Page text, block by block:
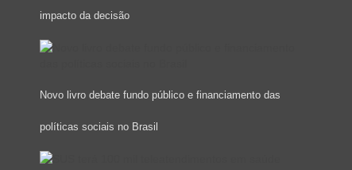
impacto da decisão
Novo livro debate fundo público e financiamento das
políticas sociais no Brasil